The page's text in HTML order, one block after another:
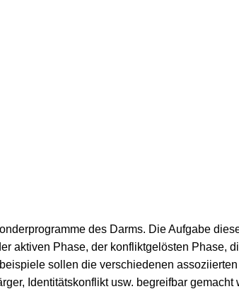
des Darms. Die Aufgabe
aktiven Phase, der konfliktgelösten Phase,
sollen die verschiedenen
Identitätskonflikt usw. begreifbar gemacht